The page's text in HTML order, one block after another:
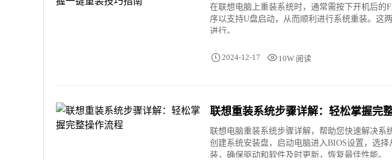
在联想电脑上重装系统时，通常需按下开机后的
序以支持U盘启动，从而顺利进行系统重装。这
进行。
2024-12-17 10W 阅读
联想重装系统步骤详解：轻松掌握完
联想电脑重装系统步骤详解，帮助您快速解决系
创建系统安装盘，启动电脑进入BIOS设置，选
装，确保驱动和软件及时更新，恢复最佳性能。